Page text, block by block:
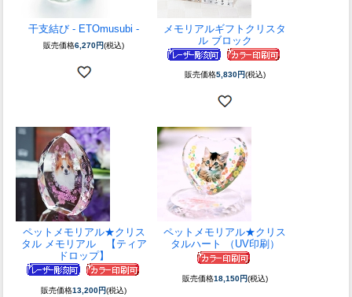
干支結び - ETOmusubi -
販売価格6,270円(税込)
メモリアルギフト クリスタ
ル ブロック
販売価格5,830円(税込)
ペットメモリアル★クリス
タル メモリアル 【ティア
ドロップ】
販売価格13,200円(税込)
ペットメモリアル★クリス
タルハート （UV印刷）
販売価格18,150円(税込)